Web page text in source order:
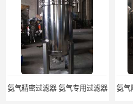
气精密过滤器 氨气专用过滤器